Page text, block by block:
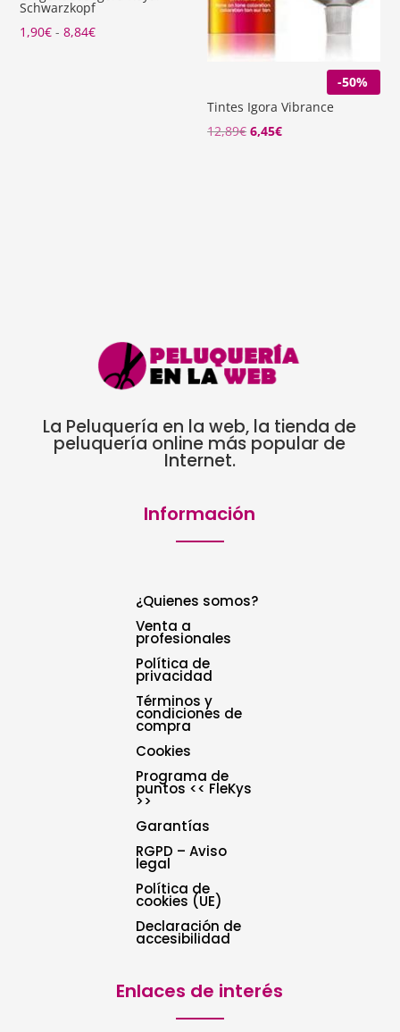
Schwarzkopf
1,90€ - 8,84€Rango
-50%
Tintes Igora Vibrance
12,89€ El
6,45€El
La Peluquería en la web, la tienda de
peluquería online más popular de
Internet.
Información
¿Quienes somos?
Venta a
profesionales
Política de
privacidad
Términos y
condiciones de
compra
Cookies
Programa de
puntos << FleKys
>>
Garantías
RGPD – Aviso
legal
Política de
cookies (UE)
Declaración de
accesibilidad
Enlaces de interés